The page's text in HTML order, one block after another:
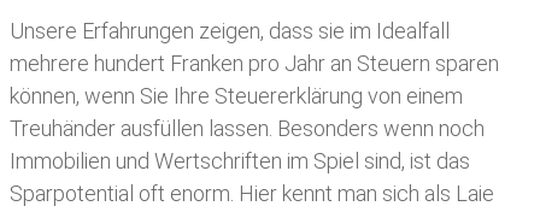
Unsere Erfahrungen zeigen, dass sie im Idealfall
mehrere hundert Franken pro Jahr an Steuern sparen
können, wenn Sie Ihre Steuererklärung von einem
Treuhänder ausfüllen lassen . Besonders wenn noch
Immobilien und Wertschriften im Spiel sind, ist das
Sparpotential oft enorm. Hier kennt man sich als Laie